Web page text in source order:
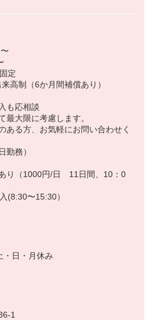
をしているHさん。
としてご紹介いたします！
す。
けの準備
集計作業
て帰宅
、幼稚園、託児所）があるから、送
ん！
をもってできます！
定
高制（6か月間補償あり）
も応相談
最大限に考慮します。
ある方、お気軽にお問い合わせく
勤務）
り（1000円/日 11日間、10：0
(8:30〜15:30）
・日・月休み
1